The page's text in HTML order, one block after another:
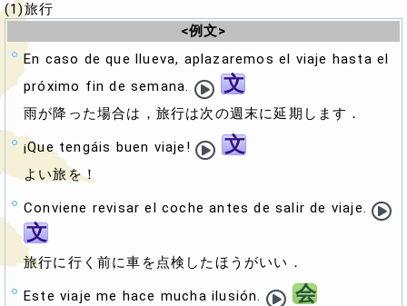
(1)旅行
<例文>
En caso de que llueva, aplazaremos el viaje hasta el
próximo fin de semana.
文
雨が降った場合は，旅行は次の週末に延期します．
¡Que tengáis buen viaje! 文
よい旅を！
Conviene revisar el coche antes de salir de viaje.
文
旅行に行く前に車を点検したほうがいい．
Este viaje me hace mucha ilusión. 会